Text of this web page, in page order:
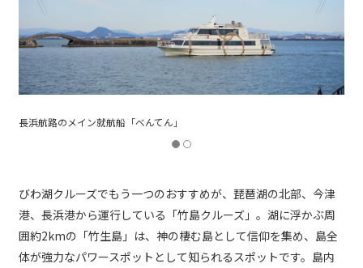
龍神拝所
びわ湖クルーズでもう一つのおすすめが、琵琶湖の北部、今津
港、長浜港から運行している「竹島クルーズ」。湖に浮かぶ周
囲約2kmの「竹生島」は、神の棲む島として信仰を集め、島全
体が強力なパワースポットとして知られるスポットです。島内